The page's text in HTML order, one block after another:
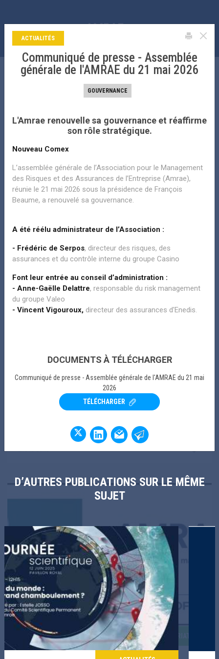
contenu
principal
TRI PAR DATE
wild : VP Scientifique Amrae, directeur des risques Veoli...
PARTENARIAT
Amrae - Soutien officiel - Route du Rhum
ACTUALITÉS
Communiqué de presse - Assemblée
générale de l'AMRAE du 21 mai 2026
GOUVERNANCE
L'Amrae renouvelle sa gouvernance et réaffirme
son rôle stratégique.
Nouveau Comex
L’assemblée générale de l’Association pour le Management
des Risques et des Assurances de l’Entreprise (Amrae),
réunie le 21 mai 2026 sous la présidence de François
Beaume, a renouvelé sa gouvernance.
A été réélu administrateur de l’Association :
- Frédéric de Serpos, directeur des risques, des
assurances et du contrôle interne du groupe Casino
Font leur entrée au conseil d’administration :
- Anne-Gaëlle Delattre, responsable du risk management
du groupe Valeo
- Vincent Vigouroux, directeur des assurances d'Enedis.
DOCUMENTS À TÉLÉCHARGER
Communiqué de presse - Assemblée générale de l'AMRAE du 21 mai
2026
TÉLÉCHARGER
D’AUTRES PUBLICATIONS SUR LE MÊME
SUJET